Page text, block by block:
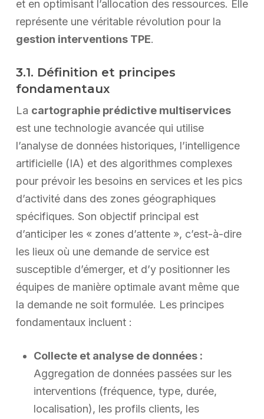
et en optimisant l’allocation des ressources. Elle
représente une véritable révolution pour la
gestion interventions TPE.
3.1. Définition et principes
fondamentaux
La cartographie prédictive multiservices
est une technologie avancée qui utilise
l’analyse de données historiques, l’intelligence
artificielle (IA) et des algorithmes complexes
pour prévoir les besoins en services et les pics
d’activité dans des zones géographiques
spécifiques. Son objectif principal est
d’anticiper les « zones d’attente », c’est-à-dire
les lieux où une demande de service est
susceptible d’émerger, et d’y positionner les
équipes de manière optimale avant même que
la demande ne soit formulée. Les principes
fondamentaux incluent :
Collecte et analyse de données :
Aggregation de données passées sur les
interventions (fréquence, type, durée,
localisation), les profils clients, les